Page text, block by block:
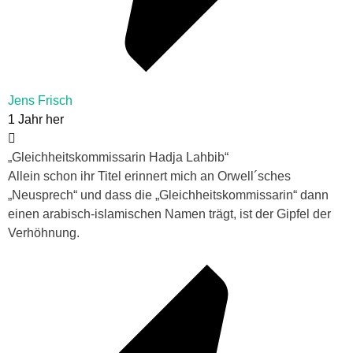
Jens Frisch
1 Jahr her
„Gleichheitskommissarin Hadja Lahbib“
Allein schon ihr Titel erinnert mich an Orwell´sches
„Neusprech“ und dass die „Gleichheitskommissarin“ dann
einen arabisch-islamischen Namen trägt, ist der Gipfel der
Verhöhnung.